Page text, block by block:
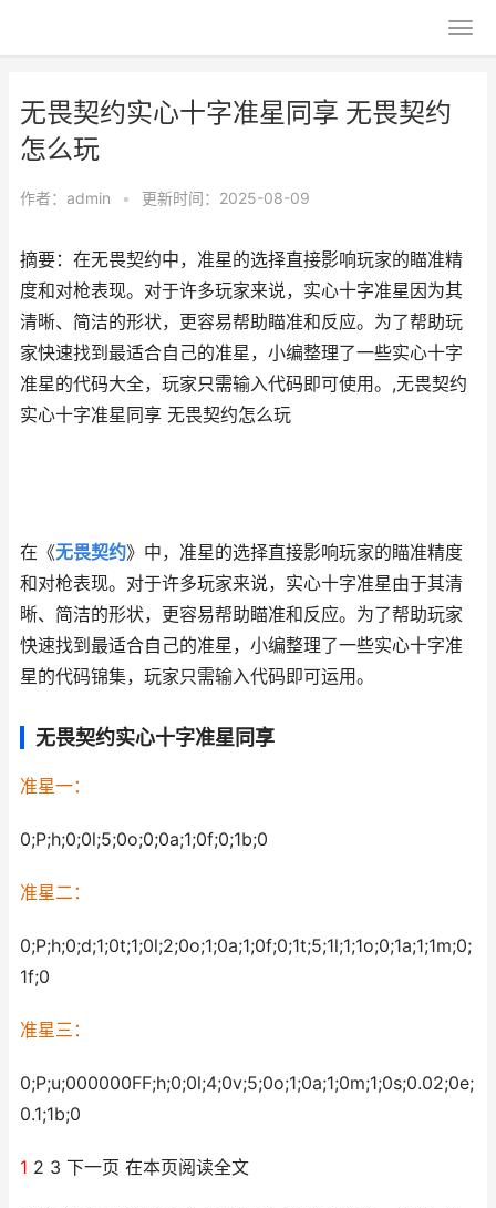
无畏契约实心十字准星同享 无畏契约
怎么玩
作者： admin • 更新时间：2025-08-09
摘要：在无畏契约中，准星的选择直接影响玩家的瞄准精
度和对枪表现。对于许多玩家来说，实心十字准星因为其
清晰、简洁的形状，更容易帮助瞄准和反应。为了帮助玩
家快速找到最适合自己的准星，小编整理了一些实心十字
准星的代码大全，玩家只需输入代码即可使用。,无畏契约
实心十字准星同享 无畏契约怎么玩
在《无畏契约》中，准星的选择直接影响玩家的瞄准精度
和对枪表现。对于许多玩家来说，实心十字准星由于其清
晰、简洁的形状，更容易帮助瞄准和反应。为了帮助玩家
快速找到最适合自己的准星，小编整理了一些实心十字准
星的代码锦集，玩家只需输入代码即可运用。
无畏契约实心十字准星同享
准星一：
0;P;h;0;0l;5;0o;0;0a;1;0f;0;1b;0
准星二：
0;P;h;0;d;1;0t;1;0l;2;0o;1;0a;1;0f;0;1t;5;1l;1;1o;0;1a;1;1m;0;
1f;0
准星三：
0;P;u;000000FF;h;0;0l;4;0v;5;0o;1;0a;1;0m;1;0s;0.02;0e;
0.1;1b;0
1 2 3 下一页 在本页阅读全文